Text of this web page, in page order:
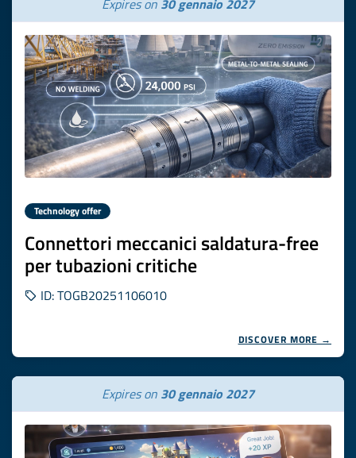
Expires on 30 gennaio 2027
Technology offer
Connettori meccanici saldatura-free
per tubazioni critiche
ID: TOGB20251106010
DISCOVER MORE →
Expires on 30 gennaio 2027